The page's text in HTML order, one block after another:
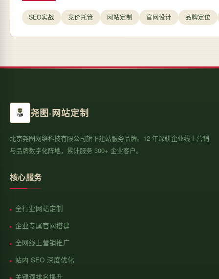
SEO实战 竞价托管 网站定制 官网设计 品牌定位
尧图·网站定制
北京尧图网络科技有限公司旗下建站服务品牌。12 年深耕企业线上营销
与品牌数字化阵地，累计服务 300+ 企业客户。
核心服务
全行业网站定制
企业专属官网搭建
全网线上营销推广
站内 SEO 深度优化
关键词排名提升